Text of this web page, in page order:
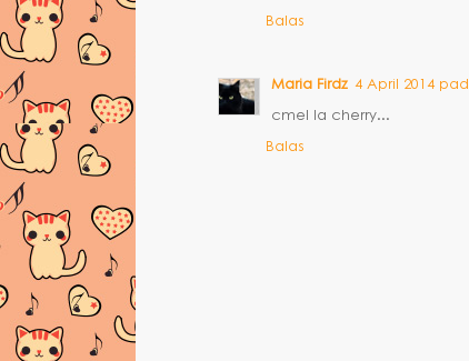
Balas
Maria Firdz 4 April 2014
cmel la cherry...
Balas